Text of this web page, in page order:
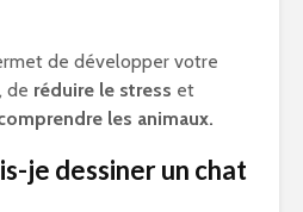
de développer votre
, de réduire le stress et
les animaux.
je dessiner un chat